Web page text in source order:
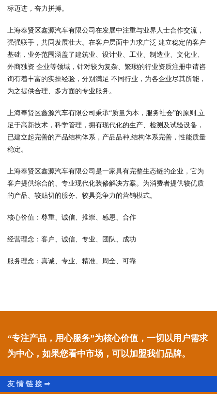
标迈进，奋力拼搏。
上海奉贤区鑫源汽车有限公司在发展中注重与业界人士合作交流，
强强联手，共同发展壮大。在客户层面中力求广泛 建立稳定的客户
基础，业务范围涵盖了建筑业、设计业、工业、制造业、文化业、
外商独资 企业等领域，针对较为复杂、繁琐的行业资质注册申请咨
询有着丰富的实操经验，分别满足 不同行业，为各企业尽其所能，
为之提供合理、多方面的专业服务。
上海奉贤区鑫源汽车有限公司秉承“质量为本，服务社会”的原则,立
足于高新技术，科学管理，拥有现代化的生产、检测及试验设备，
已建立起完善的产品结构体系，产品品种,结构体系完善，性能质量
稳定。
上海奉贤区鑫源汽车有限公司是一家具有完整生态链的企业，它为
客户提供综合的、专业现代化装修解决方案。为消费者提供较优质
的产品、较贴切的服务、较具竞争力的营销模式。
核心价值：尊重、诚信、推崇、感恩、合作
经营理念：客户、诚信、专业、团队、成功
服务理念：真诚、专业、精准、周全、可靠
“专注产品，用心服务”为核心价值，一切以用户需求
为中心，如果您看中市场，可以加盟我们品牌。